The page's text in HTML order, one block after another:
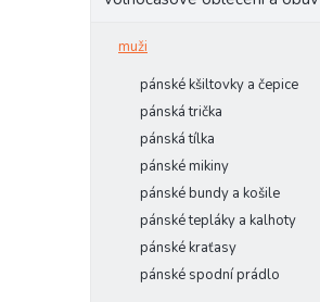
muži
pánské kšiltovky a čepice
pánská trička
pánská tílka
pánské mikiny
pánské bundy a košile
pánské tepláky a kalhoty
pánské kraťasy
pánské spodní prádlo